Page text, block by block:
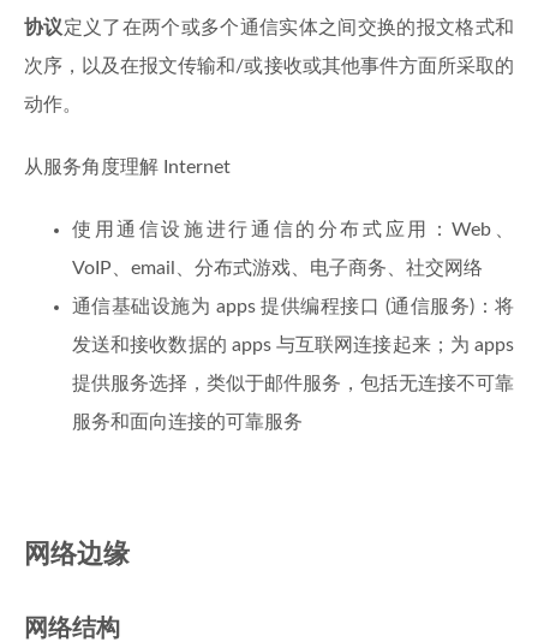
协议定义了在两个或多个通信实体之间交换的报文格式和
次序，以及在报文传输和/或接收或其他事件方面所采取的
动作。
从服务角度理解 Internet
使用通信设施进行通信的分布式应用：Web、
VoIP、email、分布式游戏、电子商务、社交网络
通信基础设施为 apps 提供编程接口 (通信服务)：将
发送和接收数据的 apps 与互联网连接起来；为 apps
提供服务选择，类似于邮件服务，包括无连接不可靠
服务和面向连接的可靠服务
网络边缘
网络结构